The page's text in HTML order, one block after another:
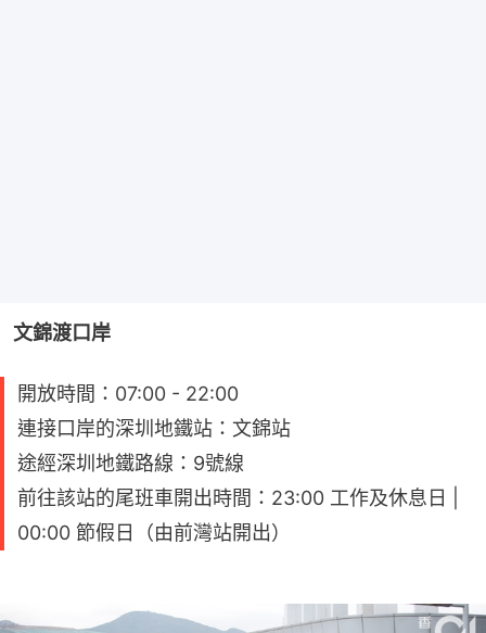
文錦渡口岸
開放時間：07:00 - 22:00
連接口岸的深圳地鐵站：文錦站
途經深圳地鐵路線：9號線
前往該站的尾班車開出時間：23:00 工作及休息日 |
00:00 節假日（由前灣站開出）